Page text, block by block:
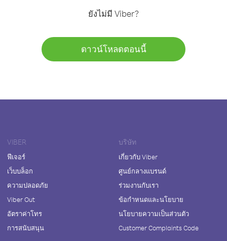
ยังไม่มี Viber?
ดาวน์โหลดตอนนี้
VIBER
ฟีเจอร์
เว็บบล็อก
ความปลอดภัย
Viber Out
อัตราค่าโทร
การสนับสนุน
บริษัท
เกี่ยวกับ Viber
ศูนย์กลางแบรนด์
ร่วมงานกับเรา
ข้อกำหนดและนโยบาย
นโยบายความเป็นส่วนตัว
Customer Complaints Code